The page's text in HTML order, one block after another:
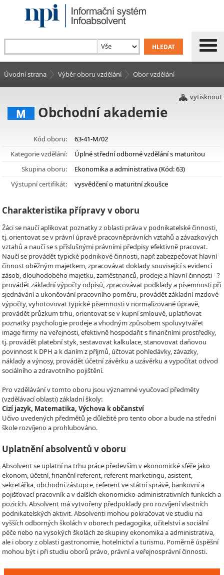
Úvodní strana Výběr oboru vzdělání Obor vzdělání
vytisknout
M Obchodní akademie
Kód oboru:
63-41-M/02
Kategorie vzdělání:
Úplné střední odborné vzdělání s maturitou
Skupina oboru:
Ekonomika a administrativa (Kód: 63)
Výstupní certifikát:
vysvědčení o maturitní zkoušce
Charakteristika přípravy v oboru
Žáci se naučí aplikovat poznatky z oblasti práva v podnikatelské činnosti,
tj. orientovat se v právní úpravě pracovněprávních vztahů a závazkových
vztahů a naučí se s příslušnými právními předpisy efektivně pracovat.
Naučí se provádět typické podnikové činnosti, např. zabezpečovat hlavní
činnost oběžným majetkem, zpracovávat doklady související s evidencí
zásob, dlouhodobého majetku, zaměstnanců, prodeje a hlavní činnosti - ?
provádět základní výpočty odpisů, zpracovávat podklady a písemnosti při
sjednávání a ukončování pracovního poměru, provádět základní mzdové
výpočty, vyhotovovat typické písemnosti v normalizované úpravě,
provádět průzkum trhu, orientovat se v kupní smlouvě, uplatňovat
poznatky psychologie prodeje a vhodným způsobem spoluvytvářet
image firmy na veřejnosti, efektivně hospodařit s finančními prostředky,
tj. provádět platební styk, sestavovat kalkulace, stanovovat daňovou
povinnost k DPH a k daním z příjmů, účtovat pohledávky, závazky,
náklady a výnosy, provádět účetní závěrku a uzávěrku a vypočítat odvod
sociálního a zdravotního pojištění.
Pro vzdělávání v tomto oboru jsou významné vyučovací předměty
(vzdělávací oblasti) základní školy:
Cizí jazyk, Matematika, Výchova k občanství
Učivo uvedených předmětů je důležité pro tento obor a bude na střední
škole rozvíjeno a prohlubováno.
Uplatnění absolventů v oboru
Absolvent se uplatní na trhu práce především v ekonomické sféře jako
ekonom, účetní, finanční referent, referent marketingu, asistent,
sekretářka, obchodní zástupce, referent ve státní správě, bankovní a
pojišťovací pracovník a v dalších ekonomicko-administrativních funkcích a
pozicích. Absolvent má vytvořeny předpoklady pro rozvíjení vlastních
podnikatelských aktivit. Absolventi mohou pokračovat ve studiu na
vyšších odborných školách v oborech pedagogika, učitelství a sociální
péče nebo na vysokých školách ze skupiny ekonomika a administrativa,
ale i obory z oblasti gastronomie, hotelnictví a turismu. Poměrně úspěšní
mohou být i při studiu oborů právo, právní a veřejnosprávní činnosti.